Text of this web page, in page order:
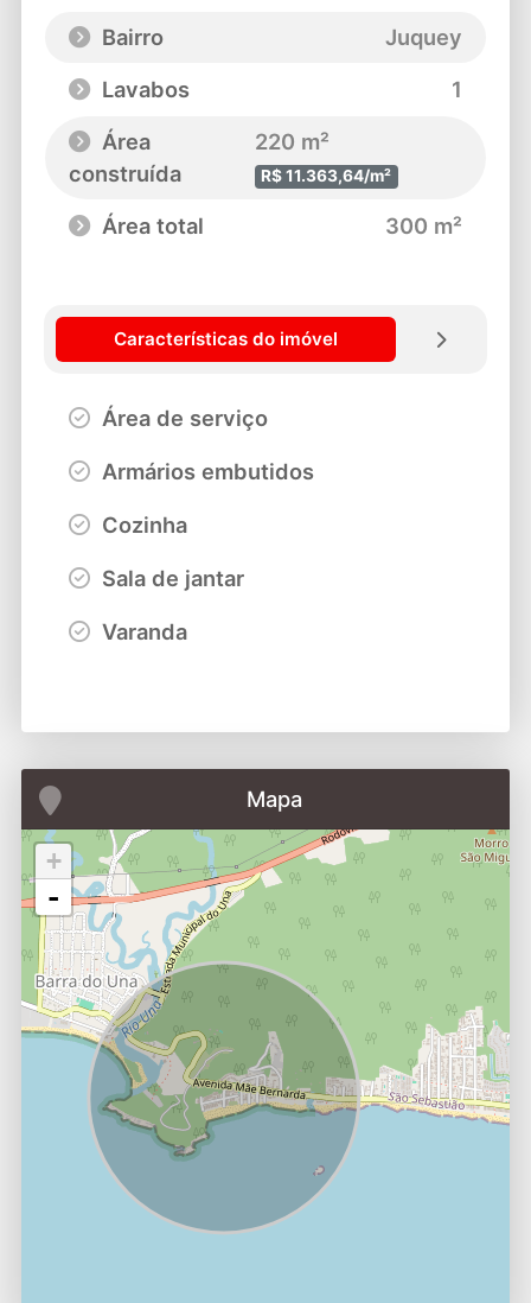
Bairro
Juquey
Lavabos
1
Área
construída
220 m²
R$ 11.363,64/m²
Área total 300 m²
Características do imóvel
Área de serviço
Armários embutidos
Cozinha
Sala de jantar
Varanda
Mapa
+
-